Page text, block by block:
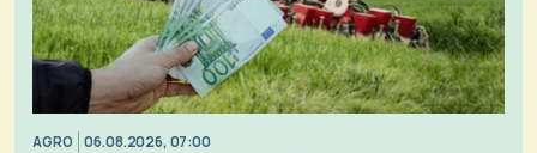
AGRO 06.08.2026, 07:00